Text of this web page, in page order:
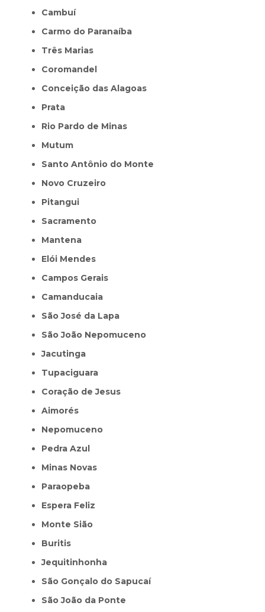
Cambuí
Carmo do Paranaíba
Três Marias
Coromandel
Conceição das Alagoas
Prata
Rio Pardo de Minas
Mutum
Santo Antônio do Monte
Novo Cruzeiro
Pitangui
Sacramento
Mantena
Elói Mendes
Campos Gerais
Camanducaia
São José da Lapa
São João Nepomuceno
Jacutinga
Tupaciguara
Coração de Jesus
Aimorés
Nepomuceno
Pedra Azul
Minas Novas
Paraopeba
Espera Feliz
Monte Sião
Buritis
Jequitinhonha
São Gonçalo do Sapucaí
São João da Ponte